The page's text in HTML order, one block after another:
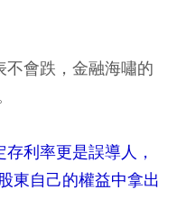
會跌，金融海嘯的
利率更是誤導人，
東自己的權益中拿出